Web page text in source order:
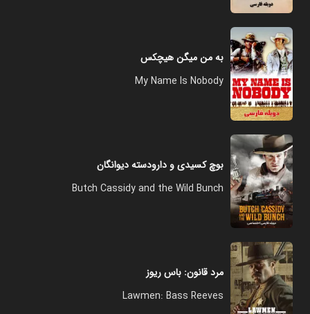
به من میگن هیچکس
My Name Is Nobody
بوچ کسیدی و دارودسته دیوانگان
Butch Cassidy and the Wild Bunch
مرد قانون: باس ریوز
Lawmen: Bass Reeves